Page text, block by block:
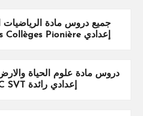
جميع دروس مادة الرياضيات
إعدادي 2AC Maths Collèges Pionière
دروس مادة علوم الحياة
إعدادي رائدة 1AC SVT